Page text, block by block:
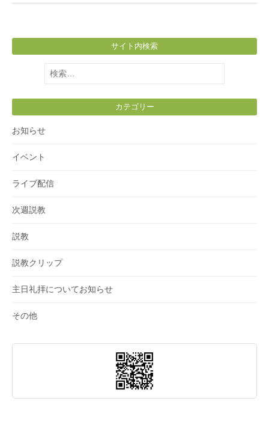
サイト内検索
検
索:
カテゴリー
お知らせ
イベント
ライブ配信
次週説教
説教
説教クリップ
主日礼拝についてお知らせ
その他